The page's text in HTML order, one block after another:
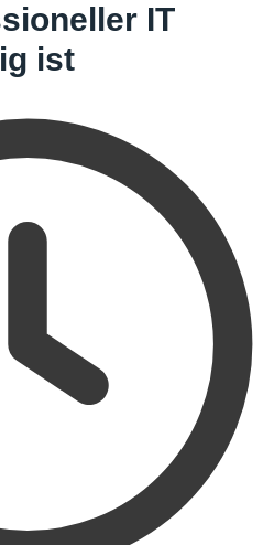
IT
ist